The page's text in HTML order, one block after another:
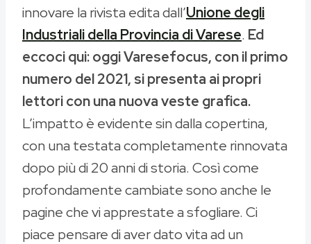
innovare la rivista edita dall’Unione degli
Industriali della Provincia di Varese. Ed
eccoci qui: oggi Varesefocus, con il primo
numero del 2021, si presenta ai propri
lettori con una nuova veste grafica.
L’impatto è evidente sin dalla copertina,
con una testata completamente rinnovata
dopo più di 20 anni di storia. Così come
profondamente cambiate sono anche le
pagine che vi apprestate a sfogliare. Ci
piace pensare di aver dato vita ad un